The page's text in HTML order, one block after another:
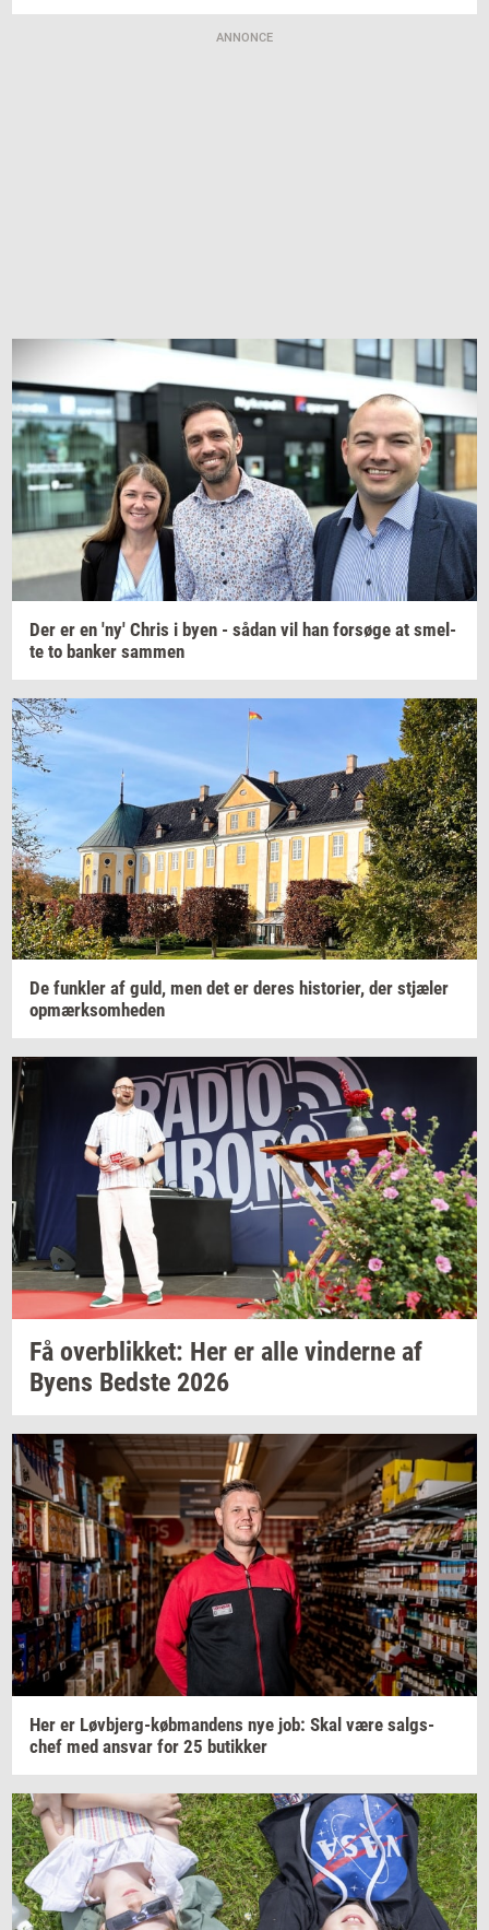
ANNONCE
Der er en 'ny' Chris i byen - sådan vil han for­sø­ge at smel­
te to ban­ker sam­men
De funk­ler af guld, men det er deres hi­sto­ri­er, der stjæ­ler
op­mærk­som­he­den
Få over­blik­ket: Her er alle vin­der­ne af
Byens Bed­ste 2026
Her er Løvbjerg-​købmandens nye job: Skal være salgs­
chef med an­svar for 25 bu­tik­ker